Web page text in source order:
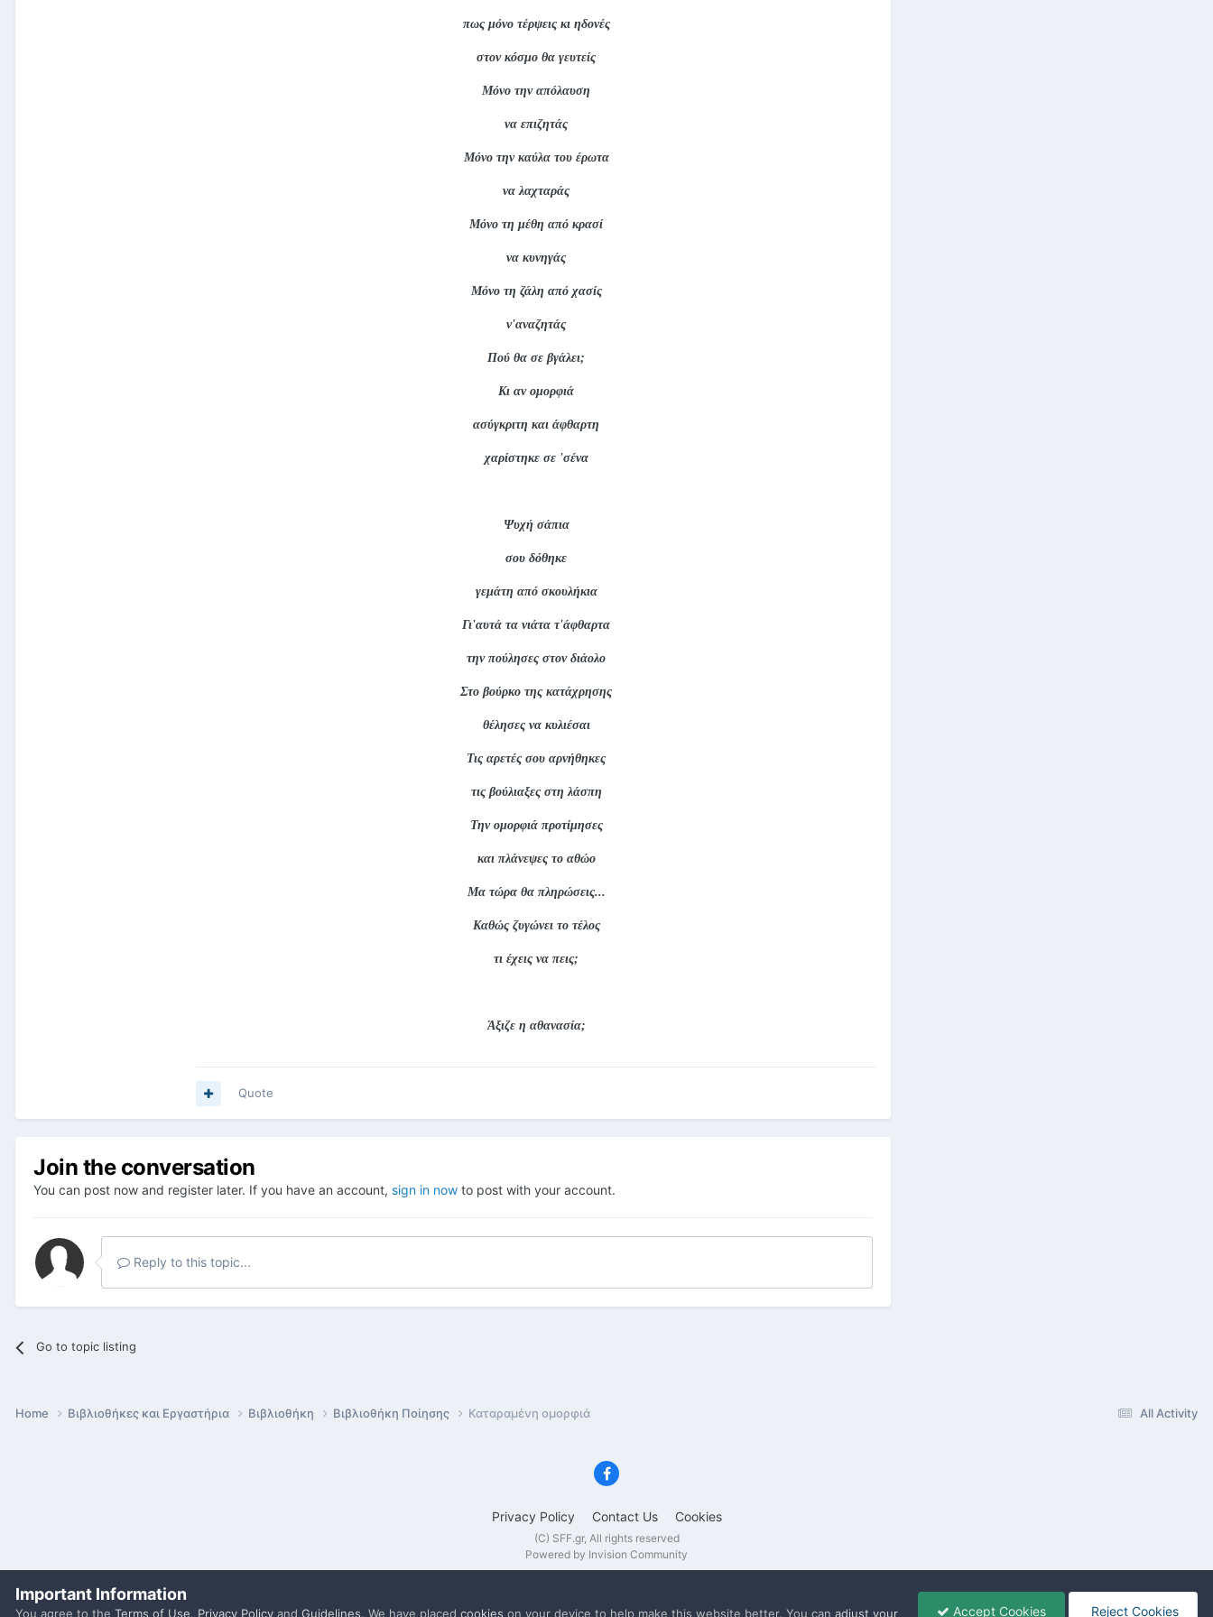
πως μόνο τέρψεις κι ηδονές
στον κόσμο θα γευτείς
Μόνο την απόλαυση
να επιζητάς
Μόνο την καύλα του έρωτα
να λαχταράς
Μόνο τη μέθη από κρασί
να κυνηγάς
Μόνο τη ζάλη από χασίς
ν'αναζητάς
Πού θα σε βγάλει;
Κι αν ομορφιά
ασύγκριτη και άφθαρτη
χαρίστηκε σε 'σένα
Ψυχή σάπια
σου δόθηκε
γεμάτη από σκουλήκια
Γι'αυτά τα νιάτα τ'άφθαρτα
την πούλησες στον διάολο
Στο βούρκο της κατάχρησης
θέλησες να κυλιέσαι
Τις αρετές σου αρνήθηκες
τις βούλιαξες στη λάσπη
Την ομορφιά προτίμησες
και πλάνεψες το αθώο
Μα τώρα θα πληρώσεις...
Καθώς ζυγώνει το τέλος
τι έχεις να πεις;
Άξιζε η αθανασία;
Quote
Join the conversation
You can post now and register later. If you have an account, sign in now to post with your account.
Reply to this topic...
Go to topic listing
All Activity
Home Βιβλιοθήκες και Εργαστήρια Βιβλιοθήκη Βιβλιοθήκη Ποίησης Καταραμένη ομορφιά
Privacy Policy Contact Us Cookies
(C) SFF.gr, All rights reserved
Powered by Invision Community
Important Information
You agree to the Terms of Use, Privacy Policy and Guidelines. We have placed cookies on your device to help make this website better. You can adjust your Accept Cookies Reject Cookies